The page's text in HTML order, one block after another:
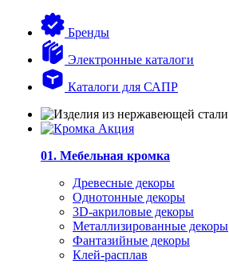
Бренды
Электронные каталоги
Каталоги для САПР
01. Мебельная кромка
Древесные декоры
Однотонные декоры
3D-акриловые декоры
Металлизированные декоры
Фантазийные декоры
Клей-расплав